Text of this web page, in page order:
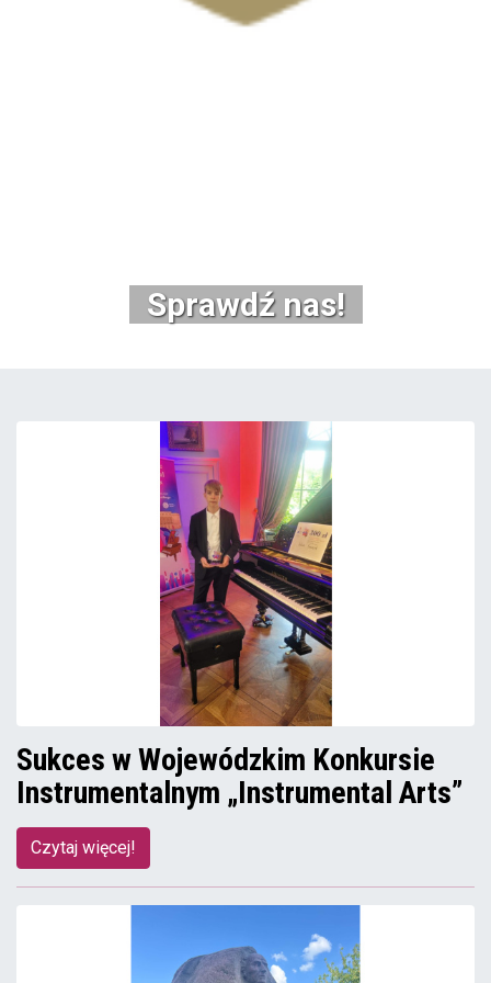
Sprawdź nas!
Sukces w Wojewódzkim Konkursie
Instrumentalnym „Instrumental Arts”
Czytaj więcej!